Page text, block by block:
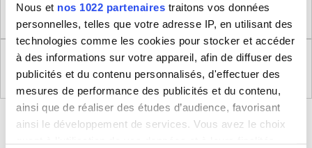
Nous et nos 1022 partenaires traitons vos données
personnelles, telles que votre adresse IP, en utilisant des
technologies comme les cookies pour stocker et accéder
à des informations sur votre appareil, afin de diffuser des
publicités et du contenu personnalisés, d'effectuer des
mesures de performance des publicités et du contenu,
ainsi que de réaliser des études d’audience, favorisant
ainsi le développement de services. Vous avez le choix
Retour
Règlement (UE) 2023/988 relatifs à la Sécurité
Générale des Produits
BLEUCERISE VOUS CONSEILLE